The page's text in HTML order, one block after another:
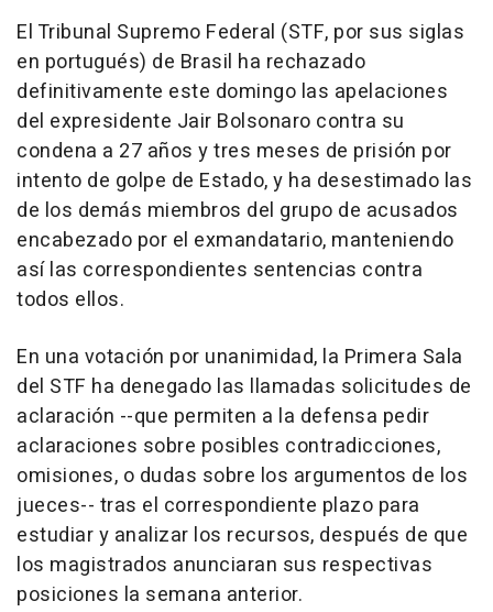
El Tribunal Supremo Federal (STF, por sus siglas
en portugués) de Brasil ha rechazado
definitivamente este domingo las apelaciones
del expresidente Jair Bolsonaro contra su
condena a 27 años y tres meses de prisión por
intento de golpe de Estado, y ha desestimado las
de los demás miembros del grupo de acusados
encabezado por el exmandatario, manteniendo
así las correspondientes sentencias contra
todos ellos.
En una votación por unanimidad, la Primera Sala
del STF ha denegado las llamadas solicitudes de
aclaración --que permiten a la defensa pedir
aclaraciones sobre posibles contradicciones,
omisiones, o dudas sobre los argumentos de los
jueces-- tras el correspondiente plazo para
estudiar y analizar los recursos, después de que
los magistrados anunciaran sus respectivas
posiciones la semana anterior.